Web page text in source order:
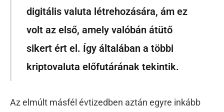
digitális valuta létrehozására, ám ez
volt az első, amely valóbán átütő
sikert ért el. Így általában a többi
kriptovaluta előfutárának tekintik.
Az elmúlt másfél évtizedben aztán egyre inkább